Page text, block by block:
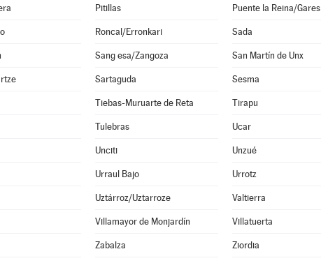
Pitillas Puente la Reina/Gares
Roncal/Erronkari Sada
Sang esa/Zangoza San Martín de Unx
Sartaguda Sesma
Tiebas-Muruarte de Reta Tirapu
Tulebras Ucar
Unciti Unzué
Urraul Bajo Urrotz
Uztárroz/Uztarroze Valtierra
Villamayor de Monjardín Villatuerta
Zabalza Ziordia